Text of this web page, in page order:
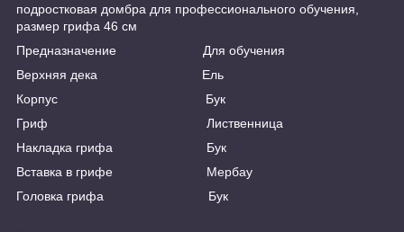
подростковая домбра для профессионального обучения,
размер грифа 46 см
Предназначение Для обучения
Верхняя дека Ель
Корпус Бук
Гриф Лиственница
Накладка грифа Бук
Вставка в грифе Мербау
Головка грифа Бук